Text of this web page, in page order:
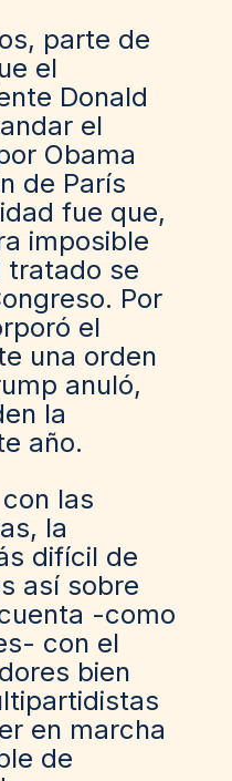
parte de
el
Donald
el
Obama
de París
fue que,
imposible
tratado se
Por
el
una orden
anuló,
la
año.
las
la
difícil de
así sobre
-como
con el
bien
en marcha
de